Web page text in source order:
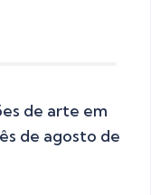
de arte em
de agosto de